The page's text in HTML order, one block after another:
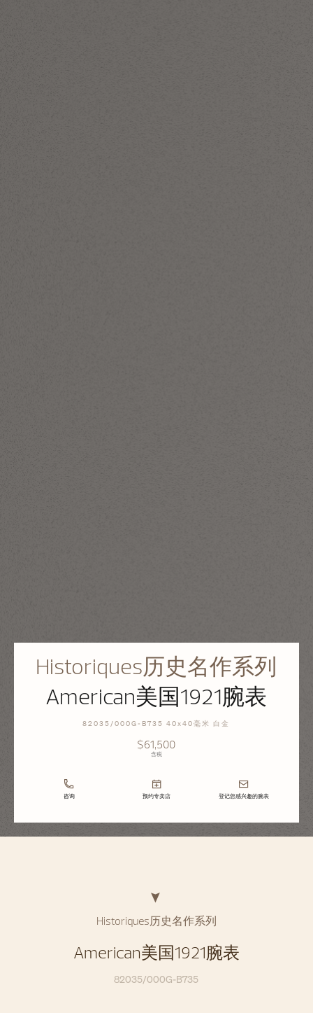
Historiques历史名作系列
American美国1921腕表
82035/000G-B735 40x40毫米 白金
$61,500
含税
咨询 预约专卖店 登记您感兴趣的腕表
Historiques历史名作系列
American美国1921腕表
82035/000G-B735